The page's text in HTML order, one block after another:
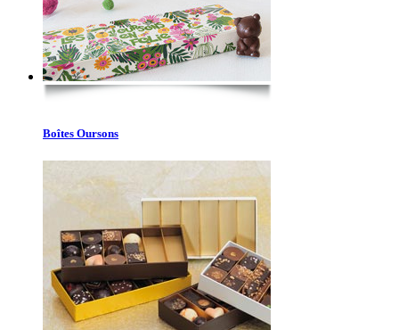
Boîtes Oursons